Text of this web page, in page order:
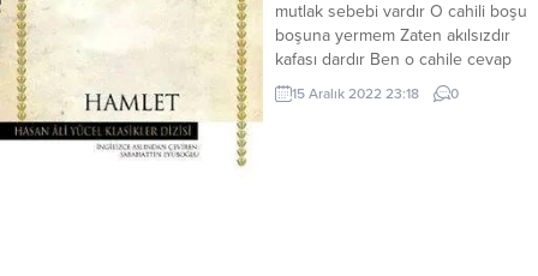
mutlak sebebi vardır O cahili boşu
boşuna yermem Zaten akılsızdır
kafası dardır Ben o cahile cevap
bile vermem Erenler giden gider
duran durur Adam olan tam on
15 Aralık 2022 23:18 0